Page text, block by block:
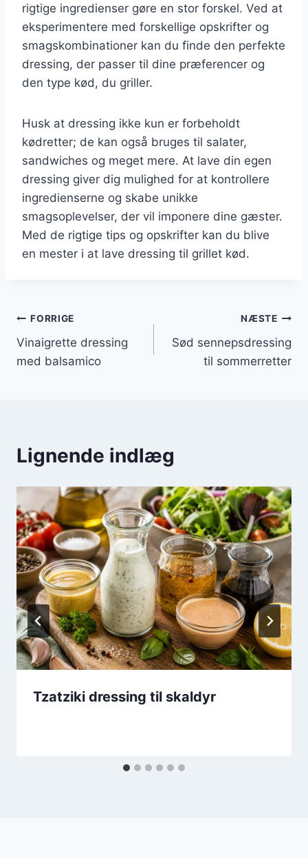
rigtige ingredienser gøre en stor forskel. Ved at
eksperimentere med forskellige opskrifter og
smagskombinationer kan du finde den perfekte
dressing, der passer til dine præferencer og
den type kød, du griller.
Husk at dressing ikke kun er forbeholdt
kødretter; de kan også bruges til salater,
sandwiches og meget mere. At lave din egen
dressing giver dig mulighed for at kontrollere
ingredienserne og skabe unikke
smagsoplevelser, der vil imponere dine gæster.
Med de rigtige tips og opskrifter kan du blive
en mester i at lave dressing til grillet kød.
Indlægsnavigation
FORRIGE
Vinaigrette dressing
med balsamico
NÆSTE
Sød sennepsdressing
til sommerretter
Lignende indlæg
Tzatziki dressing til skaldyr